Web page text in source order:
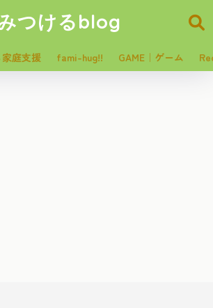
つけるblog
家庭支援 fami-hug!! GAME｜ゲーム